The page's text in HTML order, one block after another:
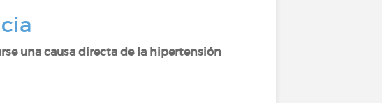
una causa directa de la hipertensión